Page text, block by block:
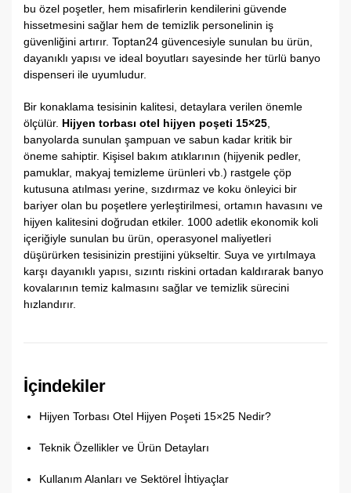
bu özel poşetler, hem misafirlerin kendilerini güvende
hissetmesini sağlar hem de temizlik personelinin iş
güvenliğini artırır. Toptan24 güvencesiyle sunulan bu ürün,
dayanıklı yapısı ve ideal boyutları sayesinde her türlü banyo
dispenseri ile uyumludur.
Bir konaklama tesisinin kalitesi, detaylara verilen önemle
ölçülür. Hijyen torbası otel hijyen poşeti 15×25
banyolarda sunulan şampuan ve sabun kadar kritik bir
öneme sahiptir. Kişisel bakım atıklarının (hijyenik pedler,
pamuklar, makyaj temizleme ürünleri vb.) rastgele çöp
kutusuna atılması yerine, sızdırmaz ve koku önleyici bir
bariyer olan bu poşetlere yerleştirilmesi, ortamın havasını ve
hijyen kalitesini doğrudan etkiler. 1000 adetlik ekonomik koli
içeriğiyle sunulan bu ürün, operasyonel maliyetleri
düşürürken tesisinizin prestijini yükseltir. Suya ve yırtılmaya
karşı dayanıklı yapısı, sızıntı riskini ortadan kaldırarak banyo
kovalarının temiz kalmasını sağlar ve temizlik sürecini
hızlandırır.
İçindekiler
Hijyen Torbası Otel Hijyen Poşeti 15×25 Nedir?
Teknik Özellikler ve Ürün Detayları
Kullanım Alanları ve Sektörel İhtiyaçlar